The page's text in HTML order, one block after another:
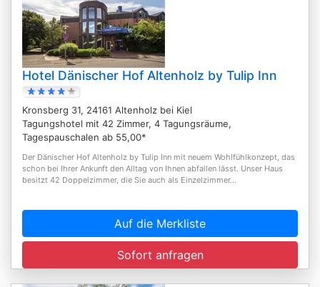
Hotel Dänischer Hof Altenholz by Tulip Inn
Kronsberg 31, 24161 Altenholz bei Kiel
Tagungshotel mit 42 Zimmer, 4 Tagungsräume,
Tagespauschalen ab 55,00*
Der Dänischer Hof Altenholz by Tulip Inn mit neuem Wohlfühlkonzept, das
schon bei Ihrer Ankunft den Alltag von Ihnen abfallen lässt. Unser Haus
besitzt 42 Doppelzimmer, die Sie auch als Einzelzimmer...
Auf die Merkliste
Sofort anfragen